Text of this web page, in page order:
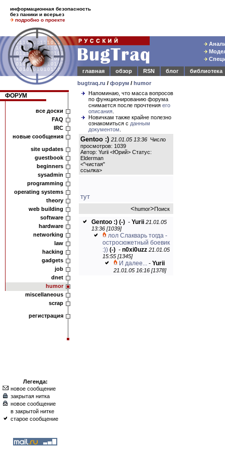
информационная безопасность
без паники и всерьез
подробно о проекте
главная
обзор RSN блог
библиотека
bugtraq.ru / форум / humor
ФОРУМ
все доски
FAQ
IRC
новые сообщения
site updates
guestbook
beginners
sysadmin
programming
operating systems
theory
web building
software
hardware
networking
law
hacking
gadgets
job
dnet
humor
miscellaneous
scrap
регистрация
Легенда:
новое сообщение
закрытая нитка
новое сообщение
в закрытой нитке
старое сообщение
Напоминаю, что масса вопросов
по функционированию форума
снимается после прочтения его
описания
Новичкам также крайне полезно
ознакомиться с данным
документом
Gentoo :) 21.01.05 13:36 Число
просмотров: 1039
Автор: Yurii <Юрий> Статус:
Elderman
<"чистая"
ссылка>
тут
<humor>Поиск
Gentoo :) (-) - Yurii 21.01.05
13:36 [1039]
лол Слакварь тогда -
остросюжетный боевик
:)) (-) - n0xi0uzz 21.01.05
15:55 [1345]
И далее... - Yurii
21.01.05 16:16 [1378]